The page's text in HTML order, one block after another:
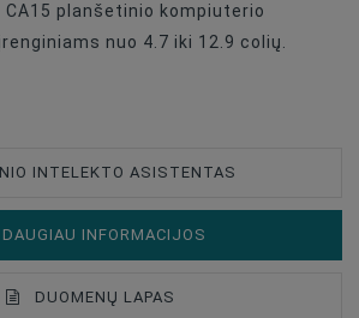
CA15 planšetinio kompiuterio
nuo 4.7 iki 12.9 colių.
INTELEKTO ASISTENTAS
DAUGIAU INFORMACIJOS
DUOMENŲ LAPAS